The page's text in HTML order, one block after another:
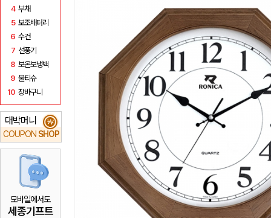
4 부채
5 보조배터리
6 수건
7 선풍기
8 보온보냉백
9 물티슈
10 장바구니
대박머니
COUPON SHOP
₩
모바일에서도
세종기프트